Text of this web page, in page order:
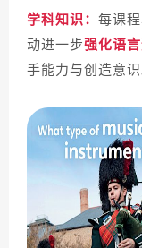
学科知识： 每课
动进一步强化语
手能力与创造意识